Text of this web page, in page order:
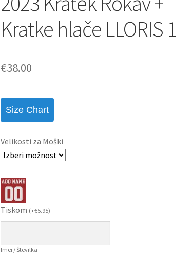
Kratke hlače LLORIS 1
€38.00
Size Chart
Velikosti za Moški
Tiskom (+€5.95)
Imei / Številka